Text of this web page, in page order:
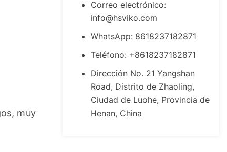
muy
Correo electrónico:
info@hsviko.com
WhatsApp: 8618237182871
Teléfono: +8618237182871
Dirección No. 21 Yangshan
Road, Distrito de Zhaoling,
Ciudad de Luohe, Provincia de
Henan, China